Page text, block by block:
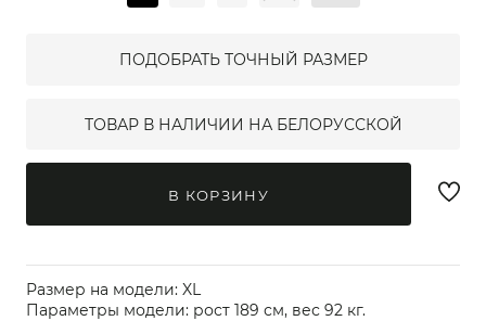
ПОДОБРАТЬ ТОЧНЫЙ РАЗМЕР
ТОВАР В НАЛИЧИИ НА БЕЛОРУССКОЙ
В КОРЗИНУ
Размер на модели: XL
Параметры модели: рост 189 см, вес 92 кг.